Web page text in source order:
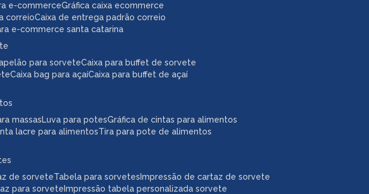
e-commerce
gráfica caixa ecommerce
correio
caixa de entrega padrão correio
e-commerce santa catarina
para sorvete
caixa bag para açaí
caixa para buffet de sorvete
caixa para buffet de açaí
de sorvete
tabela para sorvetes
impressão tabela personalizada sorvete
para sorvete
impressão de cartaz de sorvete
massas luva para potes
lacre para alimentos
gráfica de cintas para alimentos
tira para pote de alimentos